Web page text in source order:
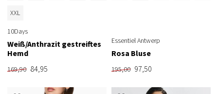
XXL
10Days
Weiß/Anthrazit gestreiftes
Hemd
169,90 84,95
Essentiel Antwerp
Rosa Bluse
195,00 97,50